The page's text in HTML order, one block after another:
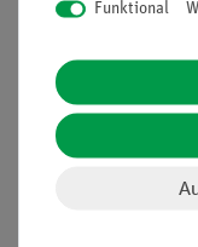
Projekte und
Funktional